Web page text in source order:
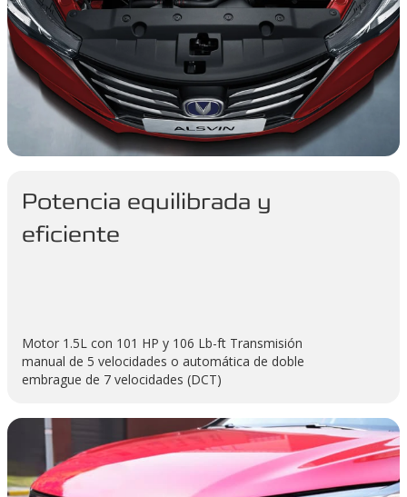
Potencia equilibrada y
eficiente
Motor 1.5L con 101 HP y 106 Lb-ft Transmisión
manual de 5 velocidades o automática de doble
embrague de 7 velocidades (DCT)